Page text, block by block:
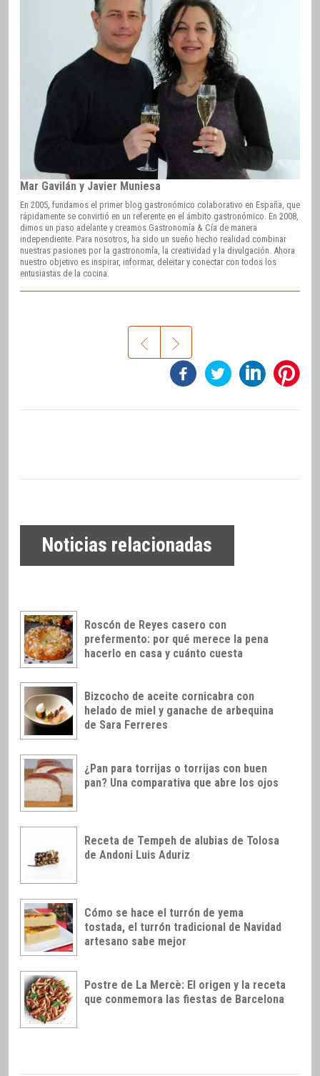
Mar Gavilán y Javier Muniesa
En 2005, fundamos el primer blog gastronómico colaborativo en España, que
rápidamente se convirtió en un referente en el ámbito gastronómico. En 2008,
dimos un paso adelante y creamos Gastronomía & Cía de manera
independiente. Para nosotros, ha sido un sueño hecho realidad combinar
nuestras pasiones por la gastronomía, la creatividad y la divulgación. Ahora
nuestro objetivo es inspirar, informar, deleitar y conectar con todos los
entusiastas de la cocina.
Noticias relacionadas
Roscón de Reyes casero con
prefermento: por qué merece la pena
hacerlo en casa y cuánto cuesta
Bizcocho de aceite cornicabra con
helado de miel y ganache de arbequina
de Sara Ferreres
¿Pan para torrijas o torrijas con buen
pan? Una comparativa que abre los ojos
Receta de Tempeh de alubias de Tolosa
de Andoni Luis Aduriz
Cómo se hace el turrón de yema
tostada, el turrón tradicional de Navidad
artesano sabe mejor
Postre de La Mercè: El origen y la receta
que conmemora las fiestas de Barcelona